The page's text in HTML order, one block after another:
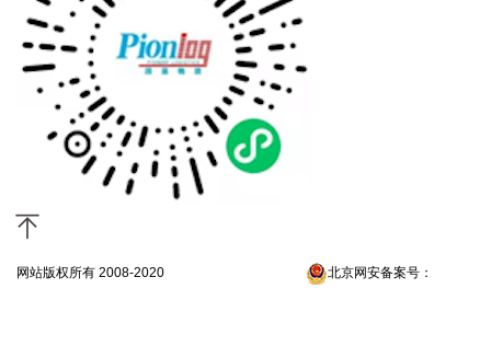
网站版权所有 2008-2020 北京网安备案号：